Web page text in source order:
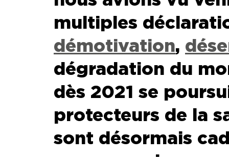
multiples
démotivation,
dégradation du
dès 2021 se
protecteurs de la
sont désormais